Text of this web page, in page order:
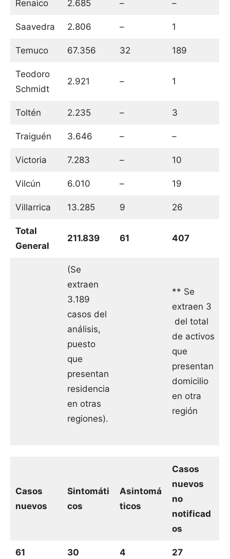
Renaico 2.685 – –
Saavedra 2.806 – 1
Temuco 67.356 32 189
Teodoro
Schmidt
2.921 – 1
Toltén 2.235 – 3
Traiguén 3.646 – –
Victoria 7.283 – 10
Vilcún 6.010 – 19
Villarrica 13.285 9 26
Total
General
211.839 61 407
(Se
extraen
3.189
casos del
análisis,
puesto
que
presentan
residencia
en otras
regiones).
** Se
extraen 3
del total
de activos
que
presentan
domicilio
en otra
región
Casos
nuevos
Sintomáti
cos
Asintomá
ticos
Casos
nuevos
no
notificad
os
61 30 4 27